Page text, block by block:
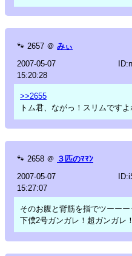
🐾 2657 ＠ みぃ
2007-05-07
15:20:28
>>2655
トム君、ながっ！スリムですよ
🐾 2658 ＠ ３匹のﾏﾏﾝ
2007-05-07
15:27:07
そのお腹と背筋を指でツーー
下僕2号ガンガレ！超ガンガレ